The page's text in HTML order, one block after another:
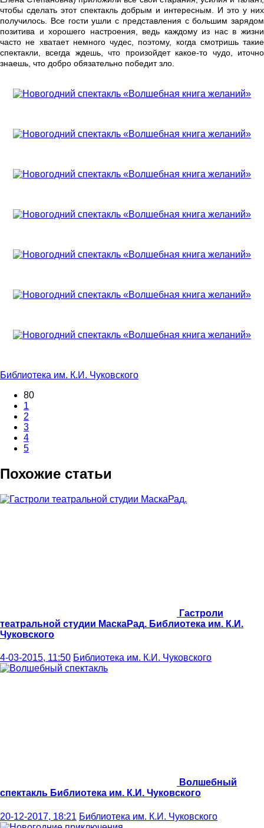
чтобы сделать этот спектакль добрым и интересным. И это у них
получилось. Все гости ушли с представления с большим зарядом
позитива и хорошего настроения, ведь каждому из нас в жизни
часто не хватает немного чудес, поэтому, когда смотришь такие
спектакли, всегда ждешь, что произойдет какое-то чудо, иточно
знаешь, что добро обязательно победит зло.
Библиотека им. К.И. Чуковского
80
1
2
3
4
5
Похожие статьи
Гастроли
театральной студии МаскаРад. Библиотека им. К.И.
Чуковского
4-03-2015, 11:50 Библиотека им. К.И. Чуковского
Волшебный
спектакль Библиотека им. К.И. Чуковского
20-12-2017, 18:21 Библиотека им. К.И. Чуковского